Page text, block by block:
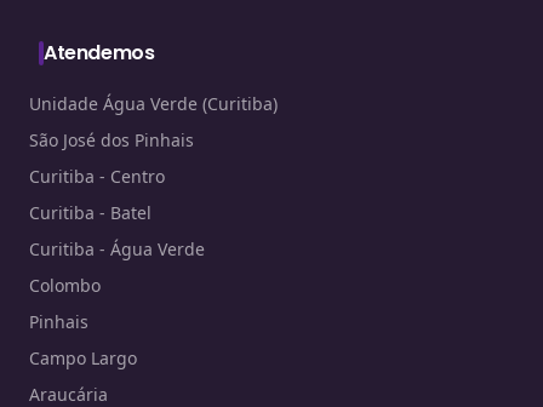
Atendemos
Unidade Água Verde (Curitiba)
São José dos Pinhais
Curitiba - Centro
Curitiba - Batel
Curitiba - Água Verde
Colombo
Pinhais
Campo Largo
Araucária